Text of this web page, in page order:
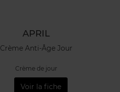
APRIL
Crème Anti-Âge Jour
Crème de jour
Voir la fiche